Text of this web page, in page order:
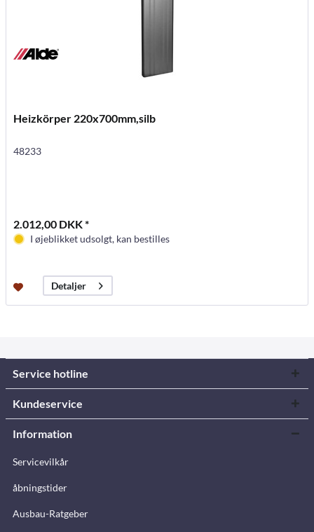
Heizkörper 220x700mm,silb
48233
2.012,00 DKK *
I øjeblikket udsolgt, kan bestilles
Detaljer
Service hotline
Kundeservice
Information
Servicevilkår
åbningstider
Ausbau-Ratgeber